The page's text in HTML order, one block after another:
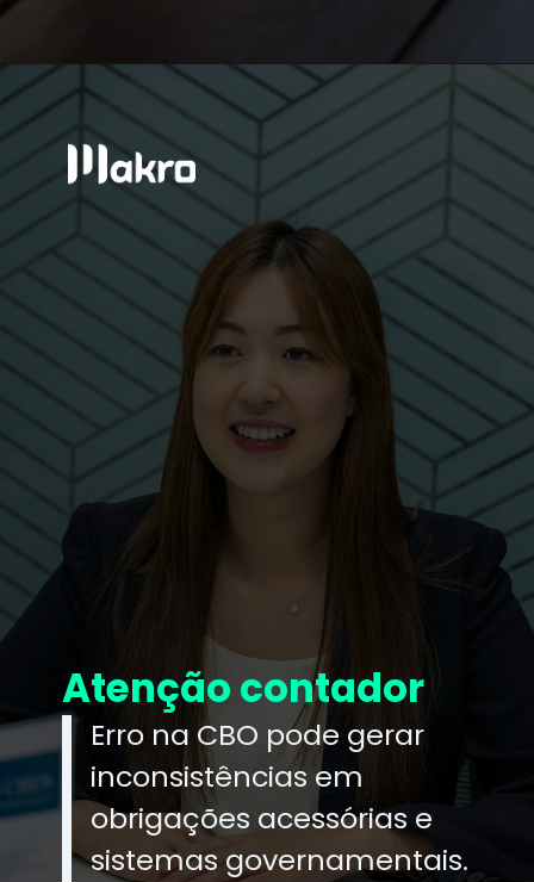
Atenção contador
Erro na CBO pode gerar
inconsistências em
obrigações acessórias e
sistemas governamentais.